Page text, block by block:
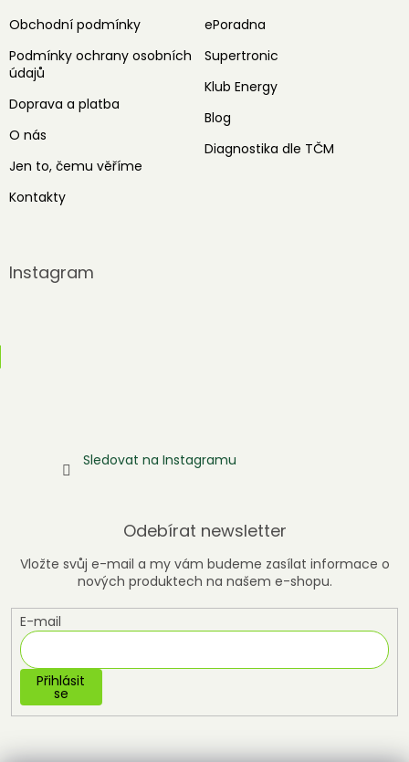
Obchodní podmínky
Podmínky ochrany osobních
údajů
Doprava a platba
O nás
Jen to, čemu věříme
Kontakty
ePoradna
Supertronic
Klub Energy
Blog
Diagnostika dle TČM
Instagram
Sledovat na Instagramu
Odebírat newsletter
Vložte svůj e-mail a my vám budeme zasílat informace o
nových produktech na našem e-shopu.
E-mail
Přihlásit
se